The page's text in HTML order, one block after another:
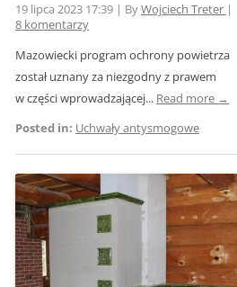
19 lipca 2023 17:39 | ByWojciech Treter |
8 komentarzy
Mazowiecki program ochrony powietrza
został uznany za niezgodny z prawem
w części wprowadzającej... Read more →
Posted in: Uchwały antysmogowe